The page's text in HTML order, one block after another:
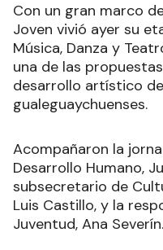
Con un gran marco
Joven vivió ayer su
Música, Danza y
una de las
desarrollo artístico
gualeguaychuenses.
Acompañaron la
Desarrollo Humano,
subsecretario de
Luis Castillo, y la
Juventud, Ana Severín.